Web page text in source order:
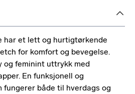
har et lett og hurtigtørkende
for komfort og bevegelse.
og feminint uttrykk med
En funksjonell og
fungerer både til hverdags og